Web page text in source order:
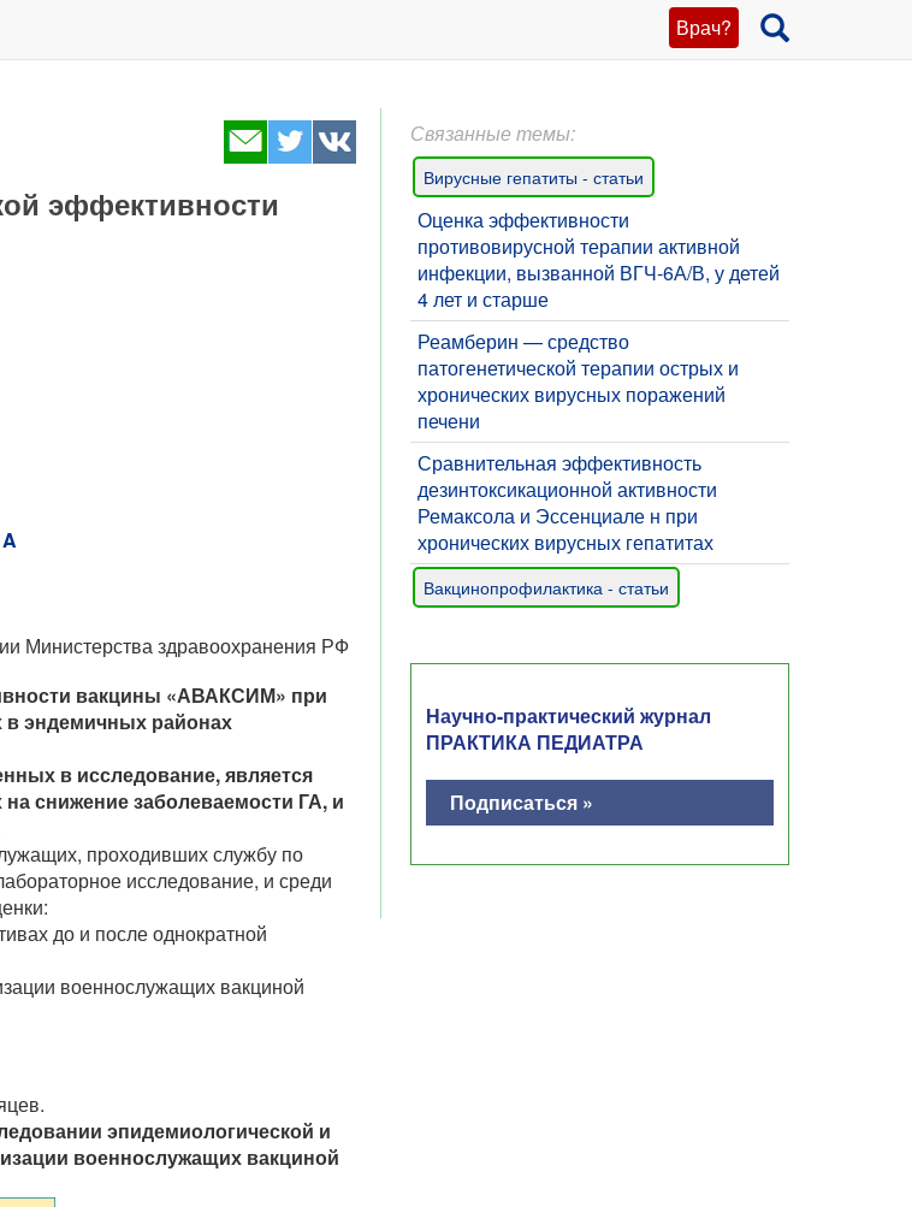
Врач?
эффективности
Министерства здравоохранения РФ
вакцины «АВАКСИМ» при
эндемичных районах
в исследование, является
снижение заболеваемости ГА, и
проходивших службу по
исследование, и среди
до и после однократной
военнослужащих вакциной
эпидемиологической и
военнослужащих вакциной
Связанные темы:
Вирусные гепатиты - статьи
Оценка эффективности
противовирусной терапии активной
инфекции, вызванной ВГЧ-6А/В, у детей
4 лет и старше
​Реамберин — средство
патогенетической терапии острых и
хронических вирусных поражений
печени
Сравнительная эффективность
дезинтоксикационной активности
Ремаксола и Эссенциале н при
хронических вирусных гепатитах
Вакцинопрофилактика - статьи
Научно-практический журнал
ПРАКТИКА ПЕДИАТРА
Подписаться »